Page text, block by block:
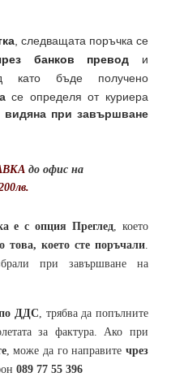
, следващата поръчка се
банков превод и
като бъде получено
се определя от куриера
при завършване
до офис на
е с опция Преглед, което
това, което сте поръчали.
при завършване на
ДДС, трябва да попълните
за фактура. Ако при
, може да го направитечрез
089 77 55 396